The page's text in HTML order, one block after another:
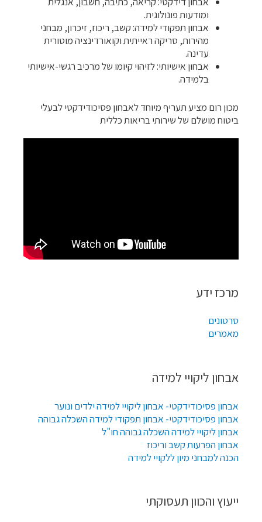
ומודעות פונולוגית.
אבחון תפקודי למידה: קשב, ריכוז, זיכרון, מבחני
מהירות, סריקה ראייתית וקואורדינציה מוטורית
עדינה.
אבחון אישיותי: לזיהוי קיומו של מרכיב רגשי-אישיותי
בלמידה.
מכון רום מציע תעריף מיוחד לאבחון פסיכודידקטי לבעלי
ביטוח מושלם של שירותי בריאות כללית
מרכז ידע
סרטונים
מאמרים
אבחון ליקויי למידה
אבחון פסיכודידקטי- אבחון ליקויי למידה ילדים ונוער
אבחון פסיכודידקטי- אבחון תפקודי למידה השכלה גבוהה
אבחון ליקויי למידה השכלה גבוהה חו"ל
אבחון הפרעות קשב וריכוז
הכנה למבחני מיון ללקויי למידה
ייעוץ והכוון תעסוקתי